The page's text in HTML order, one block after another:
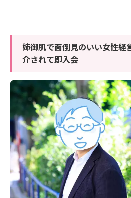
姉御肌で面倒見のいい女性経
介されて即入会